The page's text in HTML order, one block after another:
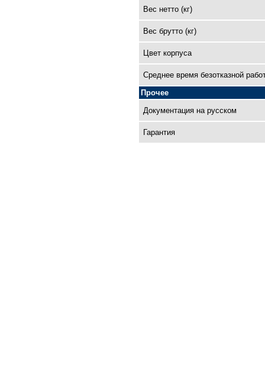
Вес нетто (кг)
Вес брутто (кг)
Цвет корпуса
Среднее время безотказной
Прочее
Документация на русском
Гарантия